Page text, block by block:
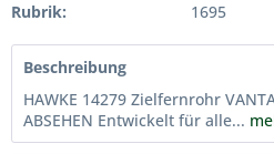
Rubrik:
1695
Beschreibung
HAWKE 14279 Zielfernrohr
ABSEHEN Entwickelt für alle...